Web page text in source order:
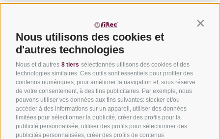
Nous utilisons des cookies et
d'autres technologies
Nous et d’autres 8 tiers sélectionnés utilisons des cookies et des
technologies similaires. Ces outils sont essentiels pour profiter des
contenus numériques, pour améliorer la navigation et, sous réserve
de votre consentement, à des fins publicitaires. Par exemple, nous
pouvons utiliser vos données aux fins suivantes: stocker et/ou
accéder à des informations sur un appareil, utiliser des données
limitées pour sélectionner la publicité, créer des profils pour la
publicité personnalisée, utiliser des profils pour sélectionner des
publicités personnalisées, créer des profils de contenus
Via del Laghetto, 140 – 45021 Badia Polesine (RO)
0425 594457– info@filtecsrl.eu